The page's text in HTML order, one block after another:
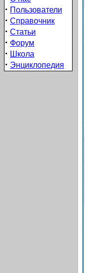
· Пользователи
· Справочник
· Статьи
· Форум
· Школа
· Энциклопедия